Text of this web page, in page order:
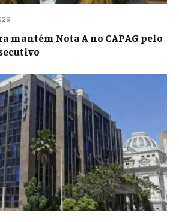
mantém Nota A no CAPAG pelo